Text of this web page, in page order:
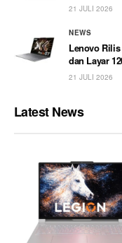
21 JULI 2026
NEWS
Lenovo
dan Layar
21 JULI 2026
Latest News